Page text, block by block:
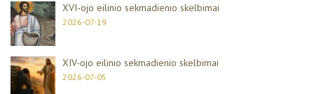
XVI-ojo eilinio sekmadienio skelbimai
2026-07-19
XIV-ojo eilinio sekmadienio skelbimai
2026-07-05